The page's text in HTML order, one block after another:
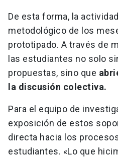
De esta forma, la
metodológico de los
prototipado. A través de
las estudiantes no solo
propuestas, sino que
la discusión colectiva.
Para el equipo de
exposición de estos
directa hacia los
estudiantes. «Lo que